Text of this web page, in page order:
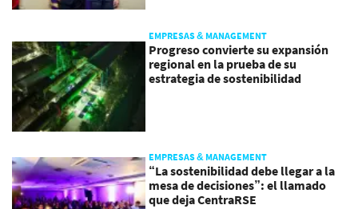
EMPRESAS & MANAGEMENT
Progreso convierte su expansión
regional en la prueba de su
estrategia de sostenibilidad
EMPRESAS & MANAGEMENT
“La sostenibilidad debe llegar a la
mesa de decisiones”: el llamado
que deja CentraRSE